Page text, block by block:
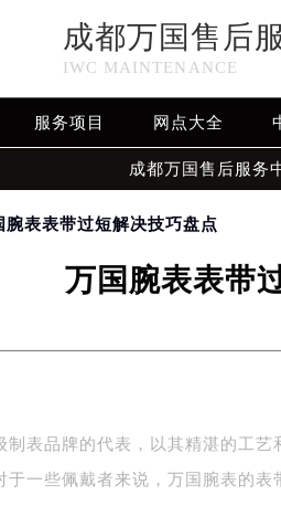
成都万国售后
IWC MAINTENANCE
服务项目 网点大全
成都万国售后服务
腕表表带过短解决技巧盘点
万国腕表表带
制表品牌的代表，以其精湛的工
于一些佩戴者来说，万国腕表的